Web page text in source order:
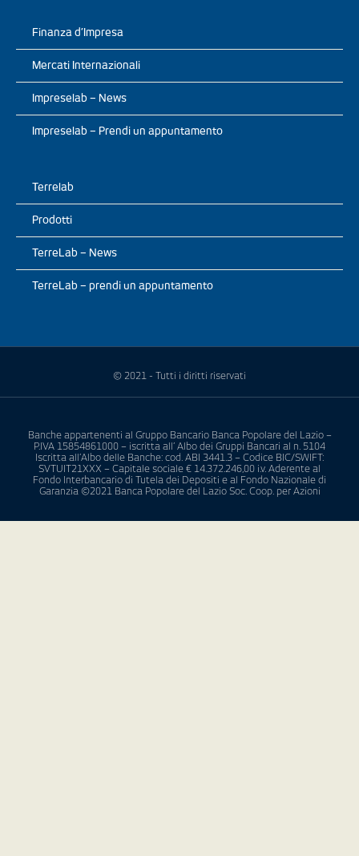
Finanza d’Impresa
Mercati Internazionali
Impreselab – News
Impreselab – Prendi un appuntamento
Terrelab
Prodotti
TerreLab – News
TerreLab – prendi un appuntamento
© 2021 - Tutti i diritti riservati
Banche appartenenti al Gruppo Bancario Banca Popolare del Lazio –
P.IVA 15854861000 – iscritta all’ Albo dei Gruppi Bancari al n. 5104
Iscritta all’Albo delle Banche: cod. ABI 3441.3 – Codice BIC/SWIFT:
SVTUIT21XXX – Capitale sociale € 14.372.246,00 i.v. Aderente al
Fondo Interbancario di Tutela dei Depositi e al Fondo Nazionale di
Garanzia ©2021 Banca Popolare del Lazio Soc. Coop. per Azioni